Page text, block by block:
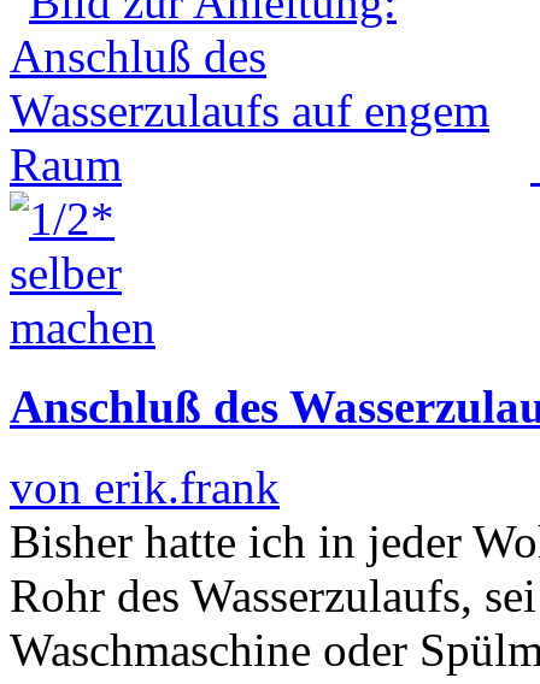
Anschluß des
von erik.frank
Bisher hatte ich in jeder
Rohr des Wasserzulaufs,
Waschmaschine oder